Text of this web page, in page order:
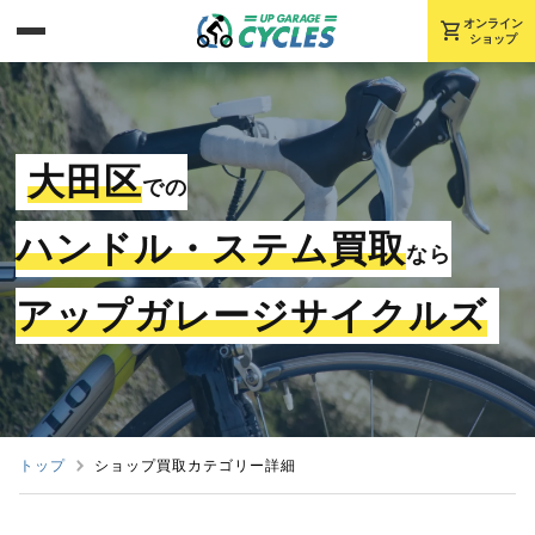
shopping_cart オンライン
ショップ
大田区での
ハンドル・ステム買取なら
アップガレージサイクルズ
トップ ショップ買取カテゴリー詳細